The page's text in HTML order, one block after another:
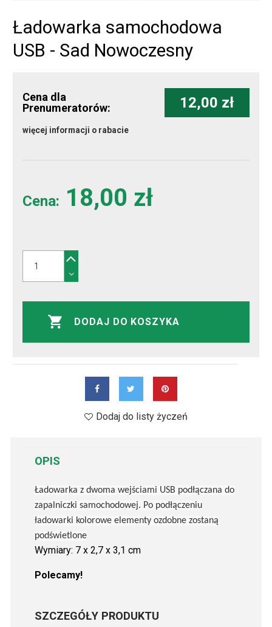
Ładowarka samochodowa
USB - Sad Nowoczesny
Cena dla
Prenumeratorów:
12,00 zł
więcej informacji o rabacie
Cena: 18,00 zł
DODAJ DO KOSZYKA
Dodaj do listy życzeń
OPIS
Ładowarka z dwoma wejściami USB podłączana do
zapalniczki samochodowej. Po podłączeniu
ładowarki kolorowe elementy ozdobne zostaną
podświetlone
Wymiary: 7 x 2,7 x 3,1 cm
Polecamy!
SZCZEGÓŁY PRODUKTU